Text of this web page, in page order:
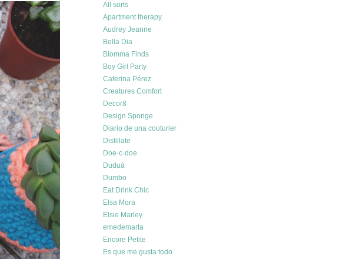
All sorts
Apartment therapy
Audrey Jeanne
Bella Dia
Blomma Finds
Boy Girl Party
Caterina Pérez
Creatures Comfort
Decor8
Design Sponge
Diario de una couturier
Distillate
Doe·c·doe
Duduà
Dumbo
Eat Drink Chic
Elsa Mora
Elsie Marley
emedemarta
Encore Petite
Es que me gusta todo